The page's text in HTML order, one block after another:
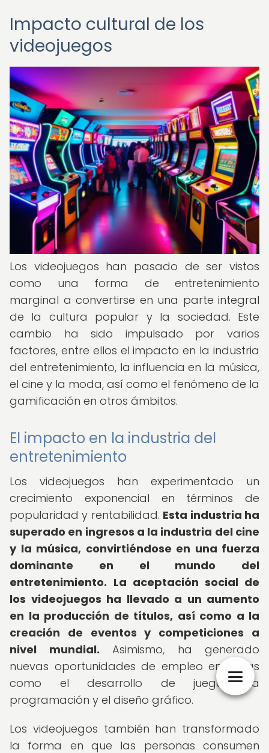
Impacto cultural de los
videojuegos
Los videojuegos han pasado de ser vistos
como una forma de entretenimiento
marginal a convertirse en una parte integral
de la cultura popular y la sociedad. Este
cambio ha sido impulsado por varios
factores, entre ellos el impacto en la industria
del entretenimiento, la influencia en la música,
el cine y la moda, así como el fenómeno de la
gamificación en otros ámbitos.
El impacto en la industria del
entretenimiento
Los videojuegos han experimentado un
crecimiento exponencial en términos de
popularidad y rentabilidad. Esta industria ha
superado en ingresos a la industria del cine
y la música, convirtiéndose en una fuerza
dominante en el mundo del
entretenimiento. La aceptación social de
los videojuegos ha llevado a un aumento
en la producción de títulos, así como a la
creación de eventos y competiciones a
nivel mundial. Asimismo, ha generado
nuevas oportunidades de empleo en áreas
como el desarrollo de juegos, la
programación y el diseño gráfico.
Los videojuegos también han transformado
la forma en que las personas consumen